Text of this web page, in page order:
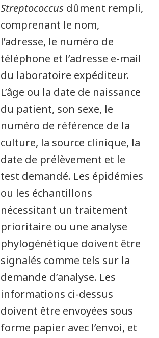
Streptococcus dûment rempli,
comprenant le nom,
l’adresse, le numéro de
téléphone et l’adresse e-mail
du laboratoire expéditeur.
L’âge ou la date de naissance
du patient, son sexe, le
numéro de référence de la
culture, la source clinique, la
date de prélèvement et le
test demandé. Les épidémies
ou les échantillons
nécessitant un traitement
prioritaire ou une analyse
phylogénétique doivent être
signalés comme tels sur la
demande d’analyse. Les
informations ci-dessus
doivent être envoyées sous
forme papier avec l’envoi, et